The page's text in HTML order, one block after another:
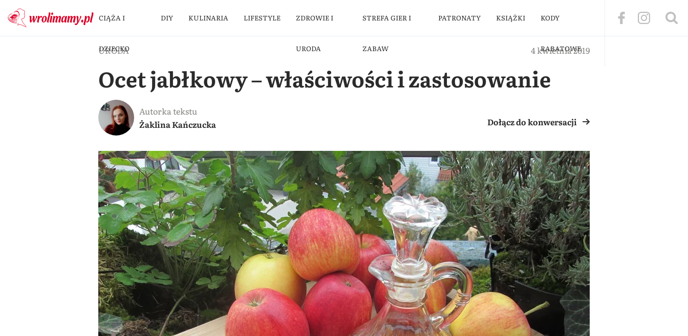
CIĄŻA I
DZIECKO
DIY KULINARIA LIFESTYLE ZDROWIE I
URODA
STREFA GIER I
ZABAW
PATRONATY KSIĄŻKI KODY
RABATOWE
URODA 4 kwietnia 2019
Ocet jabłkowy – właściwości i zastosowanie
Autorka tekstu
Żaklina Kańczucka
Dołącz do konwersacji